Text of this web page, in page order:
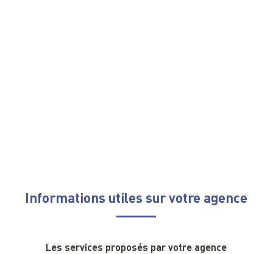
Informations utiles sur votre agence
Les services proposés par votre agence